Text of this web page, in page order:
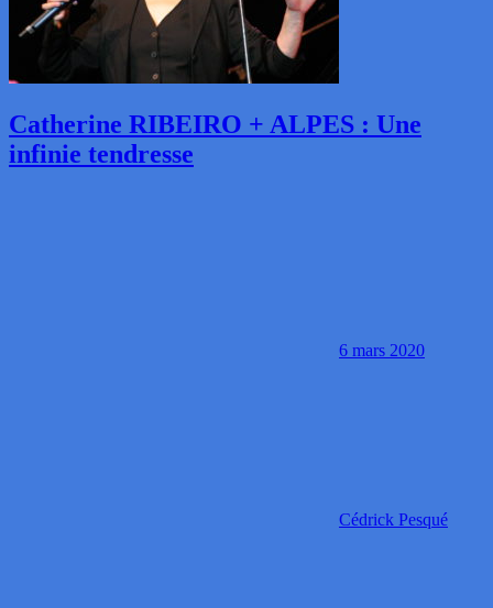
Catherine RIBEIRO + ALPES : Une
infinie tendresse
6 mars 2020
Cédrick Pesqué